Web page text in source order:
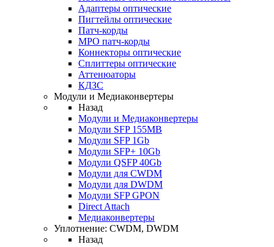
Адаптеры оптические
Пигтейлы оптические
Патч-корды
MPO патч-корды
Коннекторы оптические
Сплиттеры оптические
Аттенюаторы
КДЗС
Модули и Медиаконвертеры
Назад
Модули и Медиаконвертеры
Модули SFP 155MB
Модули SFP 1Gb
Модули SFP+ 10Gb
Модули QSFP 40Gb
Модули для CWDM
Модули для DWDM
Модули SFP GPON
Direct Attach
Медиаконвертеры
Уплотнение: CWDM, DWDM
Назад